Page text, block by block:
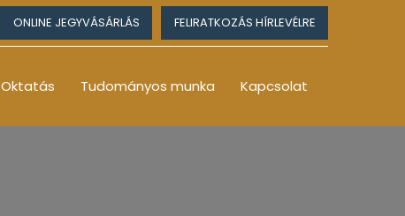
ONLINE JEGYVÁSÁRLÁS FELIRATKOZÁS HÍRLEVÉLRE
Oktatás Tudományos munka Kapcsolat